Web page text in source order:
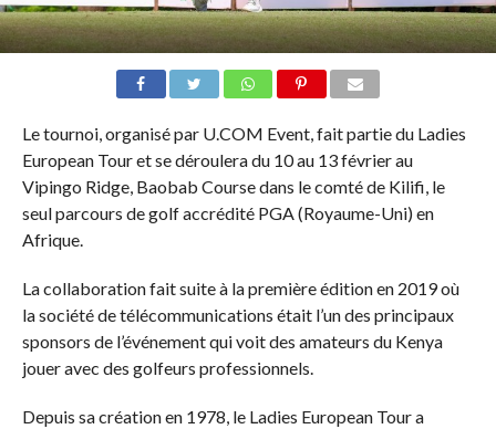
Le tournoi, organisé par U.COM Event, fait partie du Ladies
European Tour et se déroulera du 10 au 13 février au
Vipingo Ridge, Baobab Course dans le comté de Kilifi, le
seul parcours de golf accrédité PGA (Royaume-Uni) en
Afrique.
La collaboration fait suite à la première édition en 2019 où
la société de télécommunications était l’un des principaux
sponsors de l’événement qui voit des amateurs du Kenya
jouer avec des golfeurs professionnels.
Depuis sa création en 1978, le Ladies European Tour a